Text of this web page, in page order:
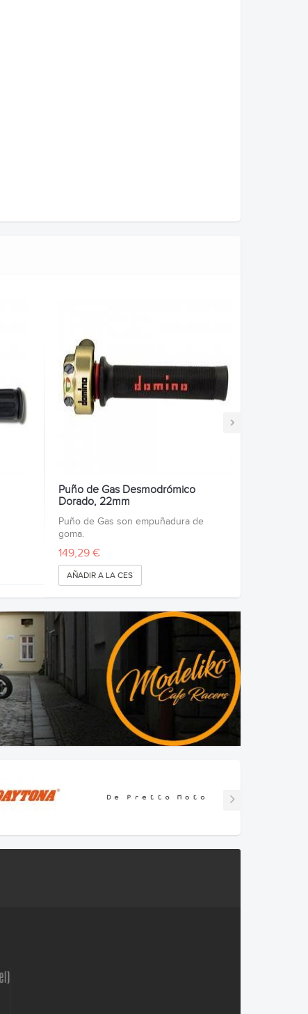
›
Puño de Gas Desmodrómico
Dorado, 22mm
Puño de Gas son empuñadura de
goma.
149,29 €
AÑADIR A LA CESTA